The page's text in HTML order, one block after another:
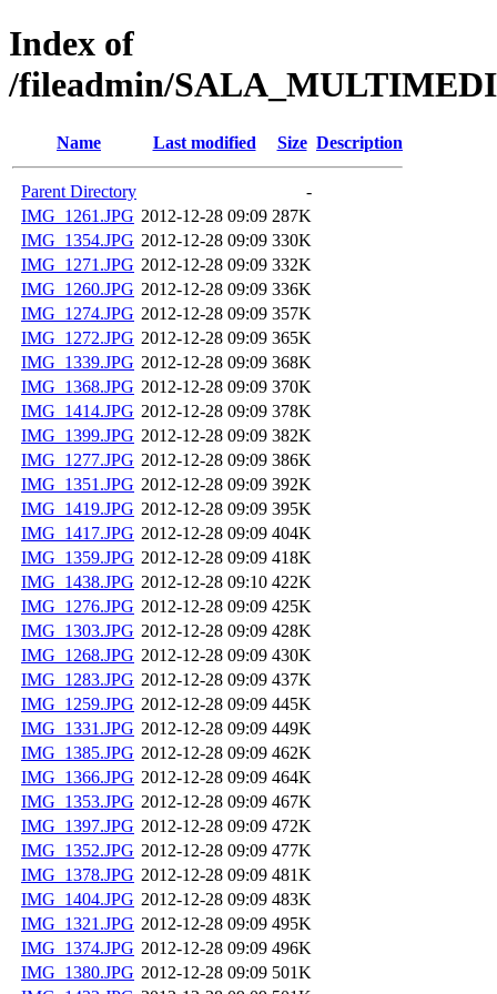
Index of
/fileadmin/
Name Last modified Size Description
Parent Directory
-
IMG_1261.JPG 2012-12-28 09:09 287K
IMG_1354.JPG 2012-12-28 09:09 330K
IMG_1271.JPG 2012-12-28 09:09 332K
IMG_1260.JPG 2012-12-28 09:09 336K
IMG_1274.JPG 2012-12-28 09:09 357K
IMG_1272.JPG 2012-12-28 09:09 365K
IMG_1339.JPG 2012-12-28 09:09 368K
IMG_1368.JPG 2012-12-28 09:09 370K
IMG_1414.JPG 2012-12-28 09:09 378K
IMG_1399.JPG 2012-12-28 09:09 382K
IMG_1277.JPG 2012-12-28 09:09 386K
IMG_1351.JPG 2012-12-28 09:09 392K
IMG_1419.JPG 2012-12-28 09:09 395K
IMG_1417.JPG 2012-12-28 09:09 404K
IMG_1359.JPG 2012-12-28 09:09 418K
IMG_1438.JPG 2012-12-28 09:10 422K
IMG_1276.JPG 2012-12-28 09:09 425K
IMG_1303.JPG 2012-12-28 09:09 428K
IMG_1268.JPG 2012-12-28 09:09 430K
IMG_1283.JPG 2012-12-28 09:09 437K
IMG_1259.JPG 2012-12-28 09:09 445K
IMG_1331.JPG 2012-12-28 09:09 449K
IMG_1385.JPG 2012-12-28 09:09 462K
IMG_1366.JPG 2012-12-28 09:09 464K
IMG_1353.JPG 2012-12-28 09:09 467K
IMG_1397.JPG 2012-12-28 09:09 472K
IMG_1352.JPG 2012-12-28 09:09 477K
IMG_1378.JPG 2012-12-28 09:09 481K
IMG_1404.JPG 2012-12-28 09:09 483K
IMG_1321.JPG 2012-12-28 09:09 495K
IMG_1374.JPG 2012-12-28 09:09 496K
IMG_1380.JPG 2012-12-28 09:09 501K